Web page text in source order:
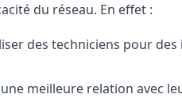
du réseau. En effet :
des techniciens pour
meilleure relation avec